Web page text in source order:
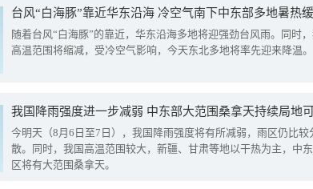
台风“白海豚”靠近华东沿海 冷空气南下中东部多地暑热
随着台风“白海豚”的靠近，华东沿海多地将迎强劲台风雨。同时
高温范围将缩减，受冷空气影响，今天东北多地将率先迎来降温。
今明天（8月6日至7日），我国降雨强度将有所减弱，雨区仍比较
散。同时，我国高温范围较大，新疆、甘肃等地以干热为主，中
区将有大范围桑拿天。